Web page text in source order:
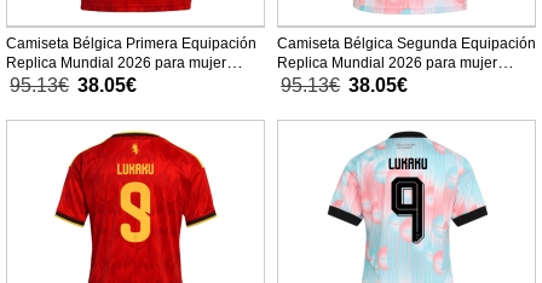
Camiseta Bélgica Primera Equipación
Replica Mundial 2026 para mujer
mangas cortas
95.13€ 38.05€
Camiseta Bélgica Segunda Equipación
Replica Mundial 2026 para mujer
mangas cortas
95.13€ 38.05€